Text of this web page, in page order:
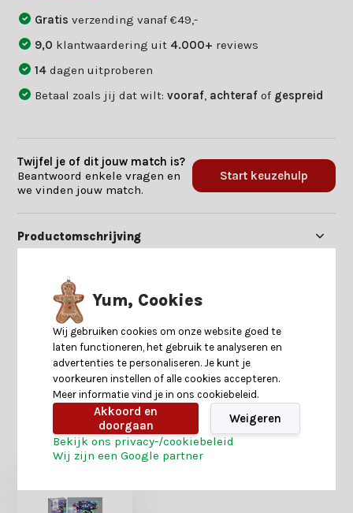
Gratisverzending vanaf €49,-
9,0 klantwaardering uit 4.000+ reviews
14dagen uitproberen
Betaal zoals jij dat wilt:vooraf achteraf of gespreid
Twijfel je of dit jouw match is?
Beantwoord enkele vragen en
we vinden jouw match.
Start keuzehulp
Productomschrijving
Specificaties
Reviews
Heb je nog interesse in deze recent bekeken
producten?
Yum, Cookies
Wij gebruiken cookies om onze website goed te
laten functioneren, het gebruik te analyseren en
advertenties te personaliseren. Je kunt je
voorkeuren instellen of alle cookies accepteren.
Meer informatie vind je in ons cookiebeleid.
Akkoord en
doorgaan
Weigeren
Bekijk ons privacy-/cookiebeleid
Wij zijn een Google partner